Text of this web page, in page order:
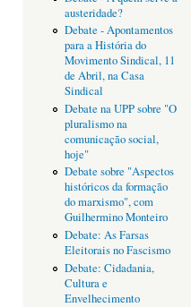
austeridade?
Debate - Apontamentos
para a História do
Movimento Sindical, 11
de Abril, na Casa
Sindical
Debate na UPP sobre "O
pluralismo na
comunicação social,
hoje"
Debate sobre "Aspectos
históricos da formação
do marxismo", com
Guilhermino Monteiro
Debate: As Farsas
Eleitorais no Fascismo
Debate: Cidadania,
Cultura e
Envelhecimento